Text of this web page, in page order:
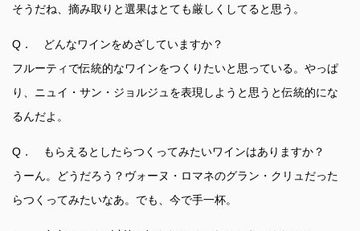
そうだね、摘み取りと選果はとても厳しくしてると思う。
Q． どんなワインをめざしていますか？
フルーティで伝統的なワインをつくりたいと思っている。やっぱ
り、ニュイ・サン・ジョルジュを表現しようと思うと伝統的にな
るんだよ。
Q． もらえるとしたらつくってみたいワインはありますか？
うーん。どうだろう？ヴォーヌ・ロマネのグラン・クリュだった
らつくってみたいなあ。でも、今で手一杯。